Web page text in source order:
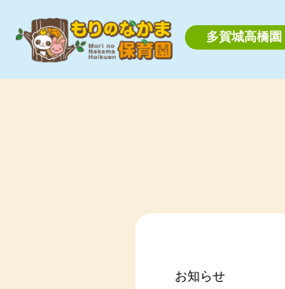
多賀城高橋園
お知らせ